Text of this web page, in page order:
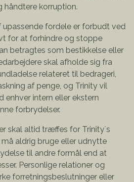
korruption.
upassende fordele er forbudt ved
for at forhindre og stoppe
betragtes som bestikkelse eller
skal afholde sig fra
relateret til bedrageri,
af penge, og Trinity vil
enhver intern eller ekstern
forbrydelser.
skal altid træffes for Trinity´s
aldrig bruge eller udnytte
til andre formål end at
Personlige relationer og
forretningsbeslutninger eller